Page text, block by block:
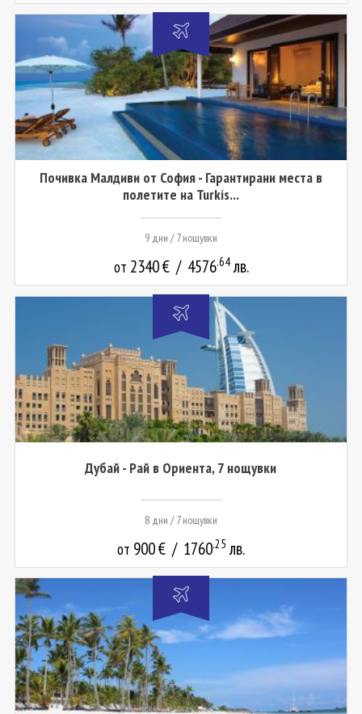
Почивка Малдиви от София - Гарантирани места в
полетите на Turkis...
9 дни / 7 нощувки
от 2340€ / 4576.64 лв.
Дубай - Рай в Ориента, 7 нощувки
8 дни / 7 нощувки
от 900€ / 1760.25 лв.